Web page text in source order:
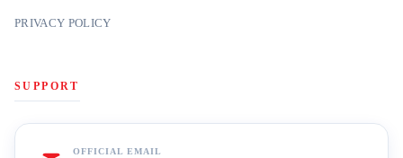
PRIVACY POLICY
SUPPORT
OFFICIAL EMAIL